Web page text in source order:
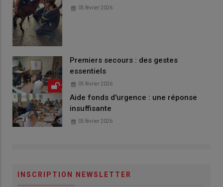
05 février 2026
Premiers secours : des gestes
essentiels
05 février 2026
Aide fonds d'urgence : une réponse
insuffisante
05 février 2026
INSCRIPTION NEWSLETTER